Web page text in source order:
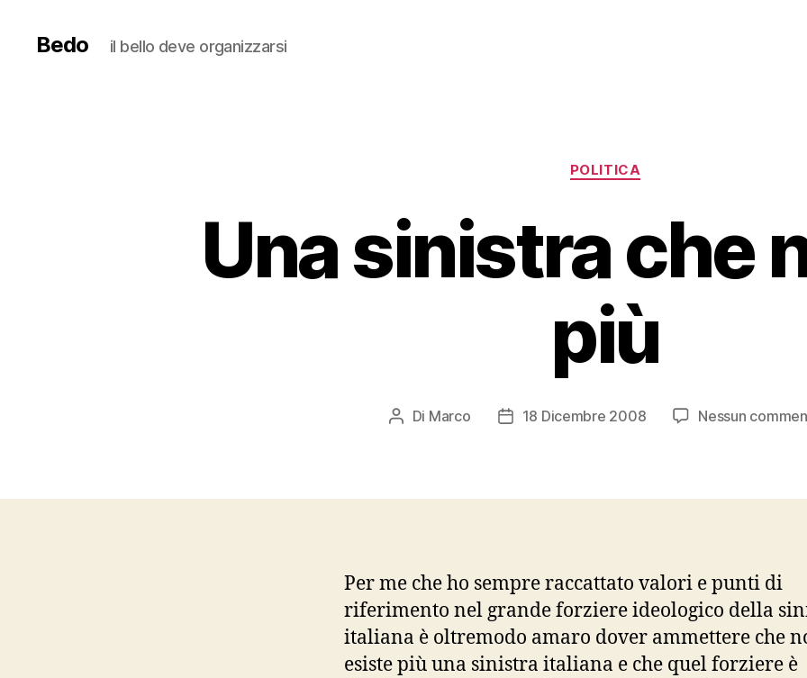
Bedo il bello deve organizzarsi
Categorie
POLITICA
Una sinistra che
più
Autore
Di Marco
Data18 Dicembre 2008 Nessun
Per me che ho sempre raccattato valori e punti di
riferimento nel grande forziere ideologico della
italiana è oltremodo amaro dover ammettere che
esiste più una sinistra italiana e che quel forziere è